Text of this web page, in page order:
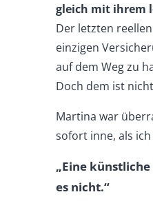
gleich mit ihrem
Der letzten
einzigen
auf dem Weg zu
Doch dem ist
Martina war
sofort inne, als
„Eine
es nicht.“